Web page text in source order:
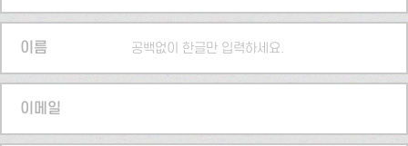
이름 공백없이 한글만 입력하세요.
이메일